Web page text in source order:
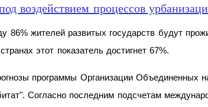
воздействием процессов
86% жителей развитых государств будут
этот показатель достигнет 67%.
программы Организации Объединенных
Согласно последним подсчетам